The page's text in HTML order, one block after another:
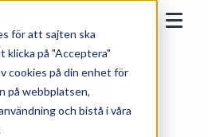
för att sajten ska
på "Acceptera"
cookies på din enhet för
på webbplatsen,
och bistå i våra
-